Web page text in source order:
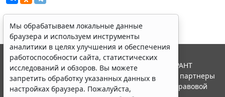
Мы обрабатываем локальные данные
браузера и используем инструменты
аналитики в целях улучшения и обеспечения
работоспособности сайта, статистических
исследований и обзоров. Вы можете
запретить обработку указанных данных в
настройках браузера. Пожалуйста,
© ООО "НПП "ГАРАНТ-СЕРВИС", 2026. Система ГАРАНТ
выпускается с 1990 года. Компания "Гарант" и ее партнеры
являются участниками Российской ассоциации правовой